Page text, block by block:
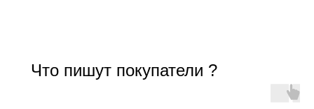
Что пишут покупатели ?